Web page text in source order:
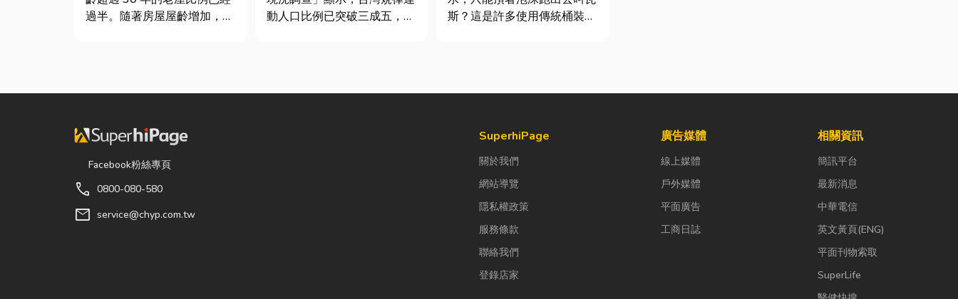
過半。隨著房屋屋齡增加，金
動人口比例已突破三成五，其
斯？這是許多使用傳統桶裝瓦
天然瓦斯...
Facebook粉絲專頁
call 0800-080-580
mail service@chyp.com.tw
SuperhiPage
關於我們
網站導覽
隱私權政策
服務條款
聯絡我們
登錄店家
廣告媒體
線上媒體
戶外媒體
平面廣告
工商日誌
相關資訊
簡訊平台
最新消息
中華電信
英文黃頁(ENG)
平面刊物索取
SuperLife